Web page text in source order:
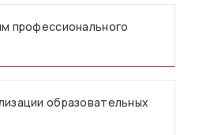
профессионального
образовательных